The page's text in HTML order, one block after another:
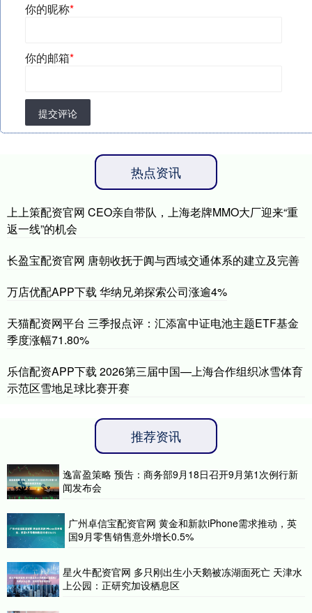
你的昵称*
你的邮箱*
提交评论
热点资讯
上上策配资官网 CEO亲自带队，上海老牌MMO大厂迎来“重
返一线”的机会
长盈宝配资官网 唐朝收抚于阗与西域交通体系的建立及完善
万店优配APP下载 华纳兄弟探索公司涨逾4%
天猫配资网平台 三季报点评：汇添富中证电池主题ETF基金
季度涨幅71.80%
乐信配资APP下载 2026第三届中国—上海合作组织冰雪体育
示范区雪地足球比赛开赛
推荐资讯
逸富盈策略 预告：商务部9月18日召开9月第1次例行新
闻发布会
广州卓信宝配资官网 黄金和新款iPhone需求推动，英
国9月零售销售意外增长0.5%
星火牛配资官网 多只刚出生小天鹅被冻湖面死亡 天津水
上公园：正研究加设栖息区